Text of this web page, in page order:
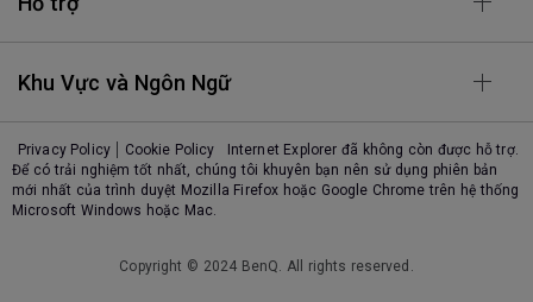
Khu Vực và Ngôn Ngữ
Privacy Policy Cookie Policy
Internet Explorer đã không còn được hỗ trợ.
Để có trải nghiệm tốt nhất, chúng tôi khuyên bạn nên sử dụng phiên bản
mới nhất của trình duyệt Mozilla Firefox hoặc Google Chrome trên hệ thống
Microsoft Windows hoặc Mac.
Copyright © 2024 BenQ. All rights reserved.